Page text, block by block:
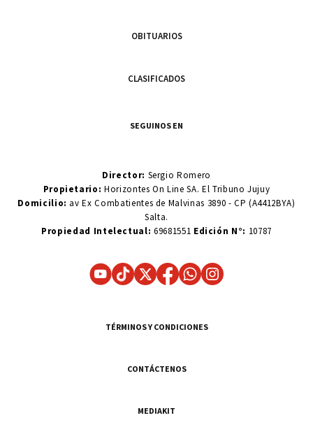
OBITUARIOS
CLASIFICADOS
SEGUINOS EN
Director: Sergio Romero
Propietario:Horizontes On Line SA. El Tribuno Jujuy
Domicilio: av Ex Combatientes de Malvinas 3890 - CP (A4412BYA)
Salta.
Propiedad Intelectual: 69681551 Edición N°: 10787
TÉRMINOS Y CONDICIONES
CONTÁCTENOS
MEDIAKIT